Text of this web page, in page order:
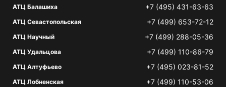
АТЦ Балашиха +7 (495) 431-63-63
АТЦ Севастопольская +7 (499) 653-72-12
АТЦ Научный +7 (499) 288-05-36
АТЦ Удальцова +7 (499) 110-86-79
АТЦ Алтуфьево +7 (495) 023-81-52
АТЦ Лобненская +7 (499) 110-53-06